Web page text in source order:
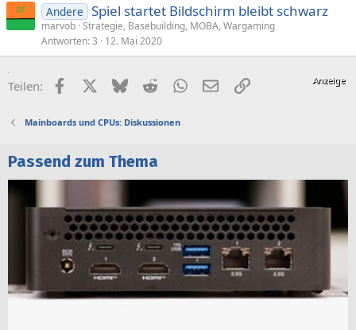
Andere Spiel startet Bildschirm bleibt schwarz
marvob Strategie, Basebuilding, MOBA, Wargaming
Antworten 3 12. Mai 2020
Teilen: FacebookX (Twitter)
BlueskyRedditWhatsApp
E-MailLink
Mainboards und CPUs: Diskussionen
Passend zum Thema